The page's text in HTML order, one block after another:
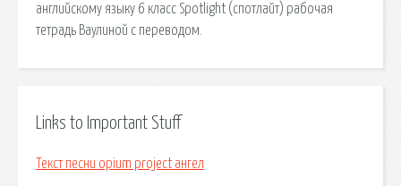
английскому языку 6 класс Spotlight (спотлайт) рабочая
тетрадь Ваулиной с переводом.
Links to Important Stuff
Текст песни opium project ангел